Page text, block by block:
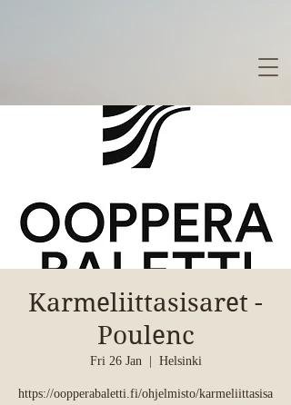
Karmeliittasisaret -
Poulenc
Fri 26 Jan
  |
Helsinki
https://oopperabaletti.fi/ohjelmisto/karmeliittasisa